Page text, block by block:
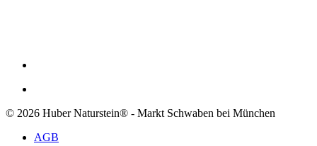
© 2026 Huber Naturstein® - Markt Schwaben bei München
AGB